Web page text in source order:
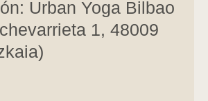
Urban Yoga Bilbao
1, 48009